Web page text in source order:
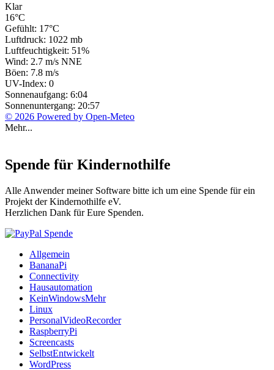
Klar
16°C
Gefühlt: 17°C
Luftdruck: 1022 mb
Luftfeuchtigkeit: 51%
Wind: 2.7 m/s NNE
Böen: 7.8 m/s
UV-Index: 0
Sonnenaufgang: 6:04
Sonnenuntergang: 20:57
© 2026 Powered by Open-Meteo
Mehr...
Spende für Kindernothilfe
Alle Anwender meiner Software bitte ich um eine Spende für ein
Projekt der Kindernothilfe eV.
Herzlichen Dank für Eure Spenden.
Allgemein
BananaPi
Connectivity
Hausautomation
KeinWindowsMehr
Linux
PersonalVideoRecorder
RaspberryPi
Screencasts
SelbstEntwickelt
WordPress